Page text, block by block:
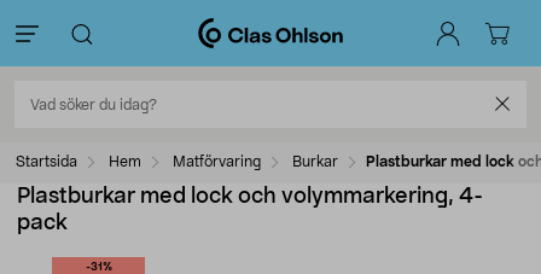
Startsida Hem Matförvaring Burkar Plastburkar med lock
Plastburkar med lock och volymmarkering, 4-
pack
-31%